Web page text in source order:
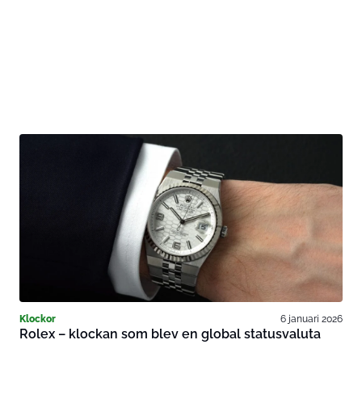
Klockor 6 januari 2026
Rolex – klockan som blev en global statusvaluta